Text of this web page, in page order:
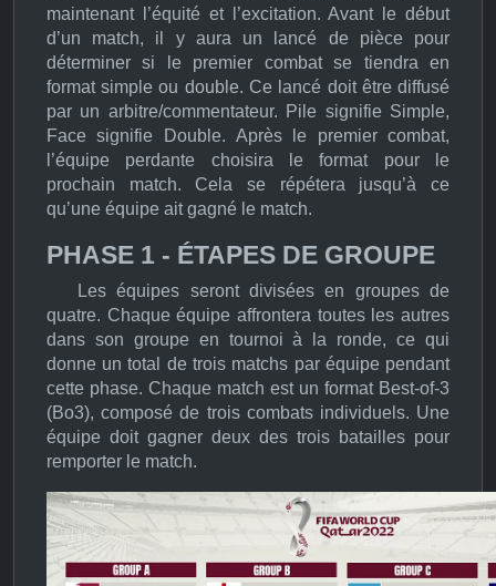
maintenant l’équité et l’excitation.Avant le début
d’un match, il y aura un lancé de pièce pour
déterminer si le premier combat se tiendra en
format simple ou double. Ce lancé doit être diffusé
par un arbitre/commentateur. Pile signifie Simple,
Face signifie Double. Après le premier combat,
l’équipe perdante choisira le format pour le
prochain match. Cela se répétera jusqu’à ce
qu’une équipe ait gagné le match.
PHASE 1 - ÉTAPES DE GROUPE
Les équipes seront divisées en groupes de
quatre. Chaque équipe affrontera toutes les autres
dans son groupe en tournoi à la ronde, ce qui
donne un total de trois matchs par équipe pendant
cette phase. Chaque match est un format Best-of-3
(Bo3), composé de trois combats individuels. Une
équipe doit gagner deux des trois batailles pour
remporter le match.